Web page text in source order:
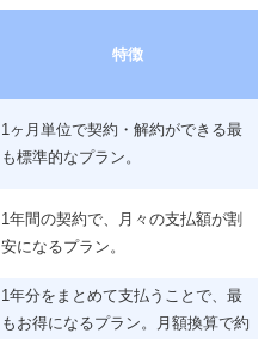
特徴
1ヶ月単位で契約・解約ができる最
も標準的なプラン。
1年間の契約で、月々の支払額が割
安になるプラン。
1年分をまとめて支払うことで、最
もお得になるプラン。月額換算で約